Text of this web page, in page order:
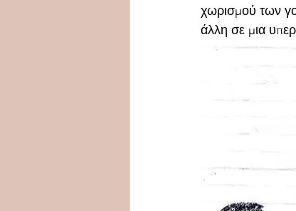
χωρισμού των
άλλη σε μια